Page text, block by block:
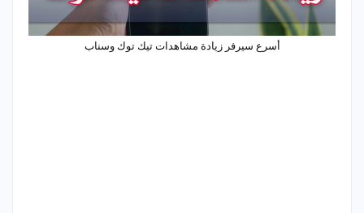
أسرع سيرفر زيادة مشاهدات تيك توك وسناب